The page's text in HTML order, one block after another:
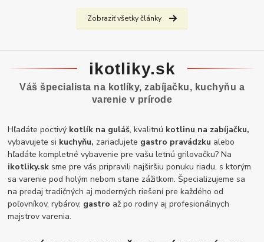
Zobraziť všetky články
ikotliky.sk
Váš špecialista na kotlíky, zabíjačku, kuchyňu a
varenie v prírode
Hľadáte poctivý kotlík na guláš, kvalitnú kotlinu na zabíjačku,
vybavujete si kuchyňu, zariaďujete gastro pravádzku alebo
hľadáte kompletné vybavenie pre vašu letnú grilovačku? Na
ikotliky.sk sme pre vás pripravili najširšiu ponuku riadu, s ktorým
sa varenie pod holým nebom stane zážitkom. Špecializujeme sa
na predaj tradičných aj moderných riešení pre každého od
poľovníkov, rybárov, gastro až po rodiny aj profesionálnych
majstrov varenia.